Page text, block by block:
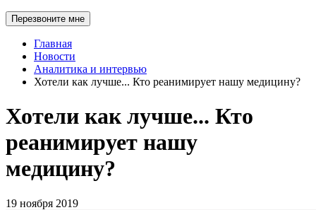
Перезвоните мне
Главная
Новости
Аналитика и интервью
Хотели как лучше... Кто реанимирует нашу медицину?
Хотели как лучше... Кто
реанимирует нашу
медицину?
19 ноября 2019